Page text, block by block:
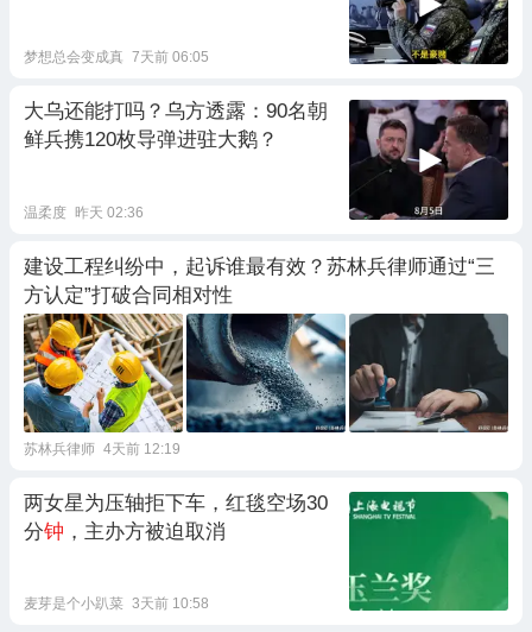
梦想总会变成真 7天前 06:05
大乌还能打吗？乌方透露：90名朝
鲜兵携120枚导弹进驻大鹅？
温柔度 昨天 02:36
建设工程纠纷中，起诉谁最有效？苏林兵律师通过“三
方认定”打破合同相对性
苏林兵律师 4天前 12:19
两女星为压轴拒下车，红毯空场30
分钟 ，主办方被迫取消
麦芽是个小趴菜 3天前 10:58